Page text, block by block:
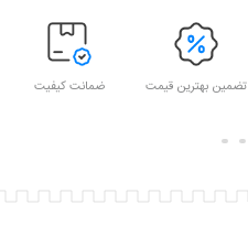
تضمین بهترین قیمت ضمانت کیفیت